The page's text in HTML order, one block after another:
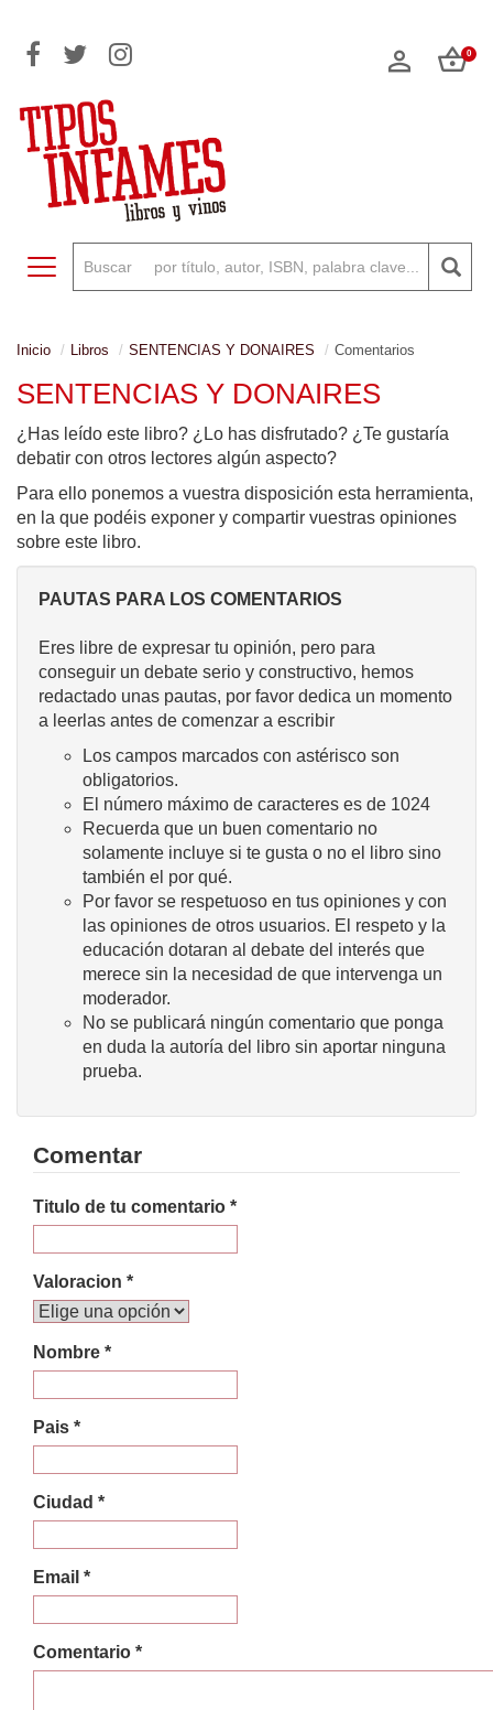
0
Toggle navigation
Inicio Libros SENTENCIAS Y DONAIRES Comentarios
SENTENCIAS Y DONAIRES
¿Has leído este libro? ¿Lo has disfrutado? ¿Te gustaría
debatir con otros lectores algún aspecto?
Para ello ponemos a vuestra disposición esta herramienta,
en la que podéis exponer y compartir vuestras opiniones
sobre este libro.
PAUTAS PARA LOS COMENTARIOS
Eres libre de expresar tu opinión, pero para
conseguir un debate serio y constructivo, hemos
redactado unas pautas, por favor dedica un momento
a leerlas antes de comenzar a escribir
Los campos marcados con astérisco son
obligatorios.
El número máximo de caracteres es de 1024
Recuerda que un buen comentario no
solamente incluye si te gusta o no el libro sino
también el por qué.
Por favor se respetuoso en tus opiniones y con
las opiniones de otros usuarios. El respeto y la
educación dotaran al debate del interés que
merece sin la necesidad de que intervenga un
moderador.
No se publicará ningún comentario que ponga
en duda la autoría del libro sin aportar ninguna
prueba.
Comentar
Titulo de tu comentario *
Valoracion *
Nombre *
Pais *
Ciudad *
Email *
Comentario *